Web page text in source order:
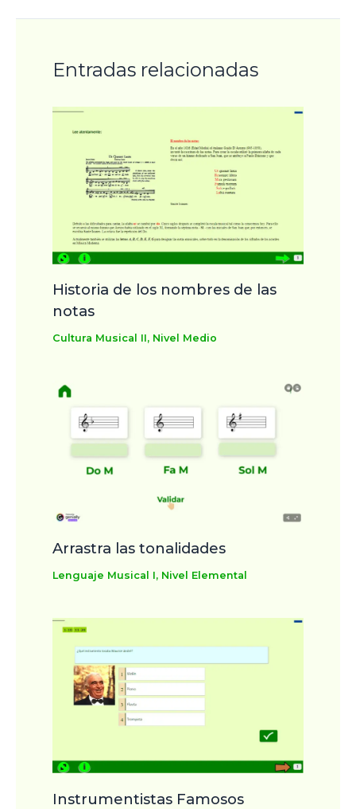
Entradas relacionadas
Historia de los nombres de las
notas
Cultura Musical II, Nivel Medio
Arrastra las tonalidades
Lenguaje Musical I, Nivel Elemental
Instrumentistas Famosos